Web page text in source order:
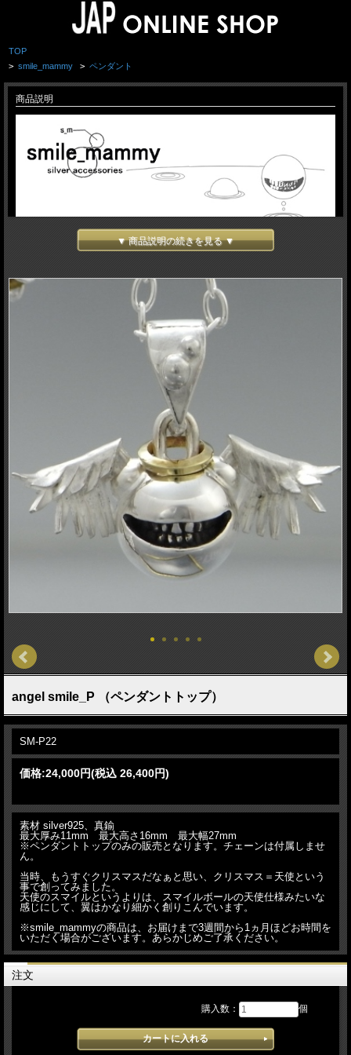
TOP
> smile_mammy > ペンダント
商品説明
smile_mammy - スマイルマミー -
「どうせ創るなら他には無いものを そして自分が楽しめるものを」を信念とし、
smile_mammyhttps://sm-silver.com/
▼ 商品説明の続きを見る ▼
angel smile_P （ペンダントトップ）
SM-P22
価格:24,000円(税込 26,400円)
素材 silver925、真鍮
最大厚み11mm 最大高さ16mm 最大幅27mm
※ペンダントトップのみの販売となります。チェーンは付属しませ
ん。
当時、もうすぐクリスマスだなぁと思い、クリスマス＝天使という
事で創ってみました。
天使のスマイルというよりは、スマイルボールの天使仕様みたいな
感じにして、翼はかなり細かく創りこんでいます。
※smile_mammyの商品は、お届けまで3週間から1ヵ月ほどお時間を
いただく場合がございます。あらかじめご了承ください。
注文
購入数： 個